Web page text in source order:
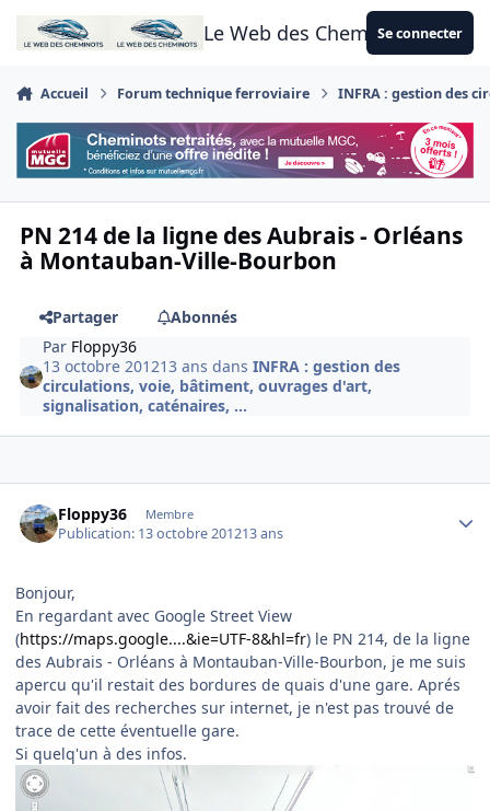
Aller au contenu
Le Web des CheminotsSe connecter
Accueil Forum technique ferroviaire INFRA : gestion des
PN 214 de la ligne des Aubrais - Orléans
à Montauban-Ville-Bourbon
Partager
Abonnés
Par Floppy36
13 octobre 201213 ans dansINFRA : gestion des
circulations, voie, bâtiment, ouvrages d'art,
signalisation, caténaires, ...
Floppy36 Membre
Publication: 13 octobre 201213 ans
Bonjour,
En regardant avec Google Street View
(https://maps.google....&ie=UTF-8&hl=fr) le PN 214, de la ligne
des Aubrais - Orléans à Montauban-Ville-Bourbon, je me suis
apercu qu'il restait des bordures de quais d'une gare. Aprés
avoir fait des recherches sur internet, je n'est pas trouvé de
trace de cette éventuelle gare.
Si quelq'un à des infos.